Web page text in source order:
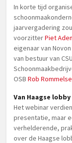
In korte tijd
jaarvergadering
voorzitterPiet
eigenaar van
van bestuur van CSU
OSB Rob Rommelse
Van Haagse
Het webinar
presentatie, maar
verhelderende,
over de Haagse